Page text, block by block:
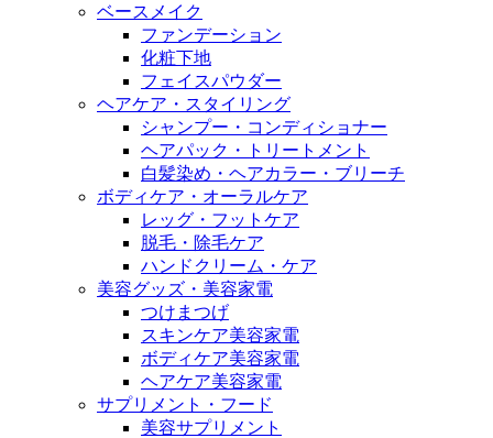
ベースメイク
ファンデーション
化粧下地
フェイスパウダー
ヘアケア・スタイリング
シャンプー・コンディショナー
ヘアパック・トリートメント
白髪染め・ヘアカラー・ブリーチ
ボディケア・オーラルケア
レッグ・フットケア
脱毛・除毛ケア
ハンドクリーム・ケア
美容グッズ・美容家電
つけまつげ
スキンケア美容家電
ボディケア美容家電
ヘアケア美容家電
サプリメント・フード
美容サプリメント